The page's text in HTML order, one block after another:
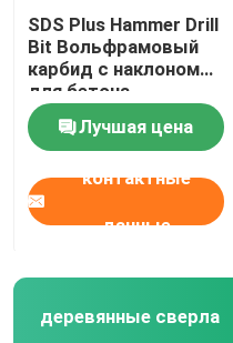
SDS Plus Hammer Drill
Bit Вольфрамовый
карбид с наклоном
для бетона
Лучшая цена
контактные
данные
деревянные сверла